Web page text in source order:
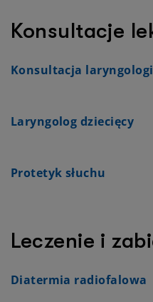
Konsultacje
Konsultacja
Laryngolog dziecięcy
Protetyk słuchu
Leczenie i
Diatermia radiofalowa